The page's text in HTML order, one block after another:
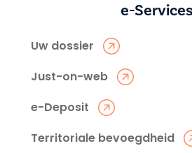
e-Services
Uw dossier
Just-on-web
e-Deposit
Territoriale bevoegdheid